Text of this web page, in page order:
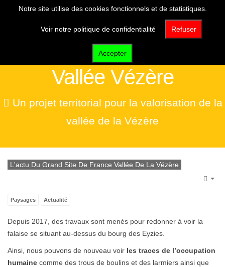
Grand Site de France
Vallée Vézère
Un projet territorial pour la valorisation de la
vallée de la Vézère
L'actu Du Grand Site De France Vallée De La Vézère
Paysages Actualité
Depuis 2017, des travaux sont menés pour redonner à voir la
falaise se situant au-dessus du bourg des Eyzies.
Ainsi, nous pouvons de nouveau voir les traces de l’occupation
humaine comme des trous de boulins et des larmiers ainsi que
Notre site utilise des cookies fonctionnels et de statistiques.
Voir notre politique de confidentialité Refuser
Accepter